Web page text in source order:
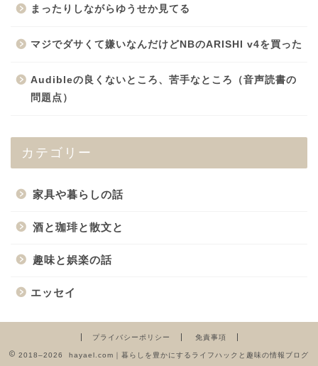
まったりしながらゆうせか見てる
マジでダサくて嫌いなんだけどNBのARISHI v4を買った
Audibleの良くないところ、苦手なところ（音声読書の
問題点）
カテゴリー
家具や暮らしの話
酒と珈琲と散文と
趣味と娯楽の話
エッセイ
プライバシーポリシー 免責事項
2018–2026 hayael.com｜暮らしを豊かにするライフハックと趣味の情報ブログ